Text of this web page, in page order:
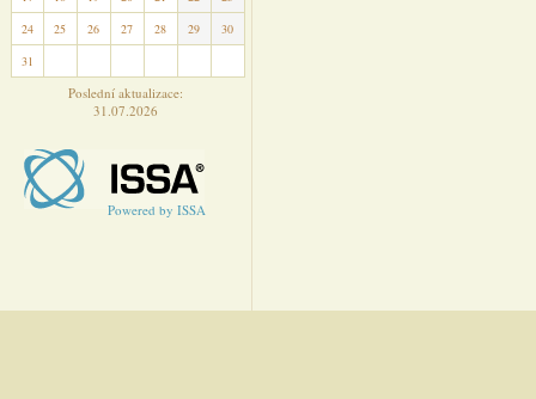
24
25 26 27 28 29
30
31
Poslední aktualizace:
31.07.2026
Powered by ISSA